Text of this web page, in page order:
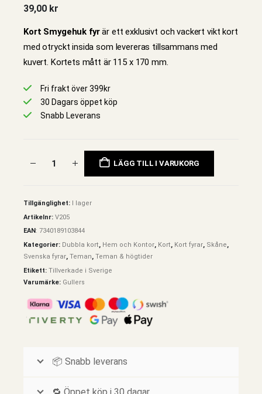
39,00 kr
Kort Smygehuk fyrär ett exklusivt och vackert vikt kort
med otryckt insida som levereras tillsammans med
kuvert. Kortets mått är 115 x 170 mm.
Fri frakt över 399kr
30 Dagars öppet köp
Snabb Leverans
LÄGG TILL I VARUKORG
Tillgänglighet: I lager
Artikelnr: V205
EAN : 7340189103844
Kategorier: Dubbla kort, Hem och Kontor, Kort, Kort fyrar, Skåne,
Svenska fyrar, Teman, Teman & högtider
Etikett: Tillverkade i Sverige
Varumärke: Gullers
📦 Snabb leverans